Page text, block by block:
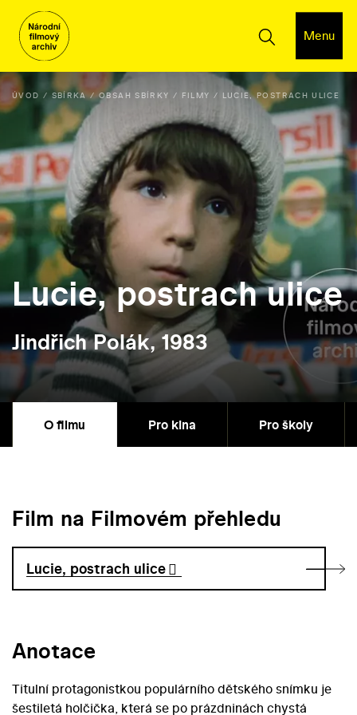
Menu
ÚVOD SBÍRKA OBSAH SBÍRKY FILMY LUCIE, POSTRACH ULICE
Lucie, postrach ulice
Jindřich Polák, 1983
O filmu Pro kina Pro školy
Film na Filmovém přehledu
Lucie, postrach ulice
Anotace
Titulní protagonistkou populárního dětského snímku je
šestiletá holčička, která se po prázdninách chystá